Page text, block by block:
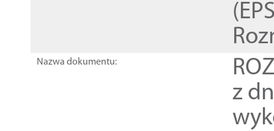
Nazwa dokumentu:
z